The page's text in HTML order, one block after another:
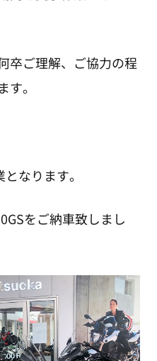
卒ご理解、ご協力の程
。
なります。
をご納車致しまし